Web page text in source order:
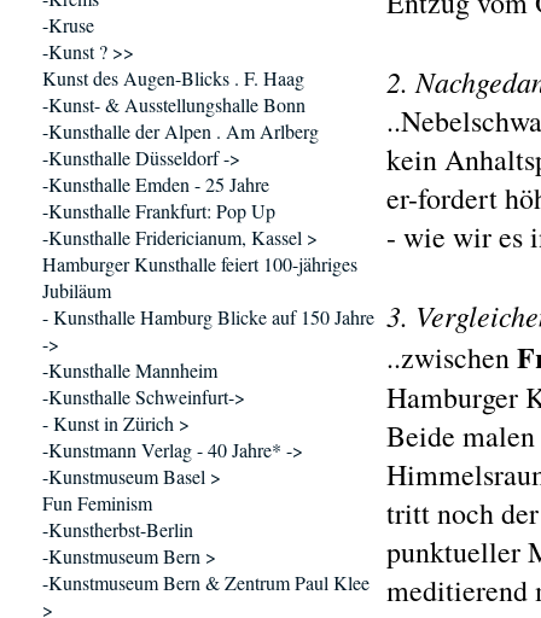
2.
kein
er-fordert
- wie wir es
3.
..zwischen
Hamburger
Beide
tritt noch
punktueller
meditierend
-Kruse
-Kunst ? >>
Kunst des Augen-Blicks . F. Haag
-Kunst- & Ausstellungshalle Bonn
-Kunsthalle der Alpen . Am Arlberg
-Kunsthalle Düsseldorf ->
-Kunsthalle Emden - 25 Jahre
-Kunsthalle Frankfurt: Pop Up
-Kunsthalle Fridericianum, Kassel >
Hamburger Kunsthalle feiert 100-jähriges
Jubiläum
- Kunsthalle Hamburg Blicke auf 150 Jahre
->
-Kunsthalle Mannheim
-Kunsthalle Schweinfurt->
- Kunst in Zürich >
-Kunstmann Verlag - 40 Jahre* ->
-Kunstmuseum Basel >
Fun Feminism
-Kunstherbst-Berlin
-Kunstmuseum Bern >
-Kunstmuseum Bern & Zentrum Paul Klee
>